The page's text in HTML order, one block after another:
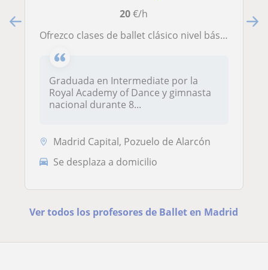
20€/h
Ofrezco clases de ballet clásico nivel básico-intermedio
Graduada en Intermediate por la
Royal Academy of Dance y gimnasta
nacional durante 8...
Madrid Capital, Pozuelo de Alarcón
Se desplaza a domicilio
Ver todos los profesores de Ballet en Madrid